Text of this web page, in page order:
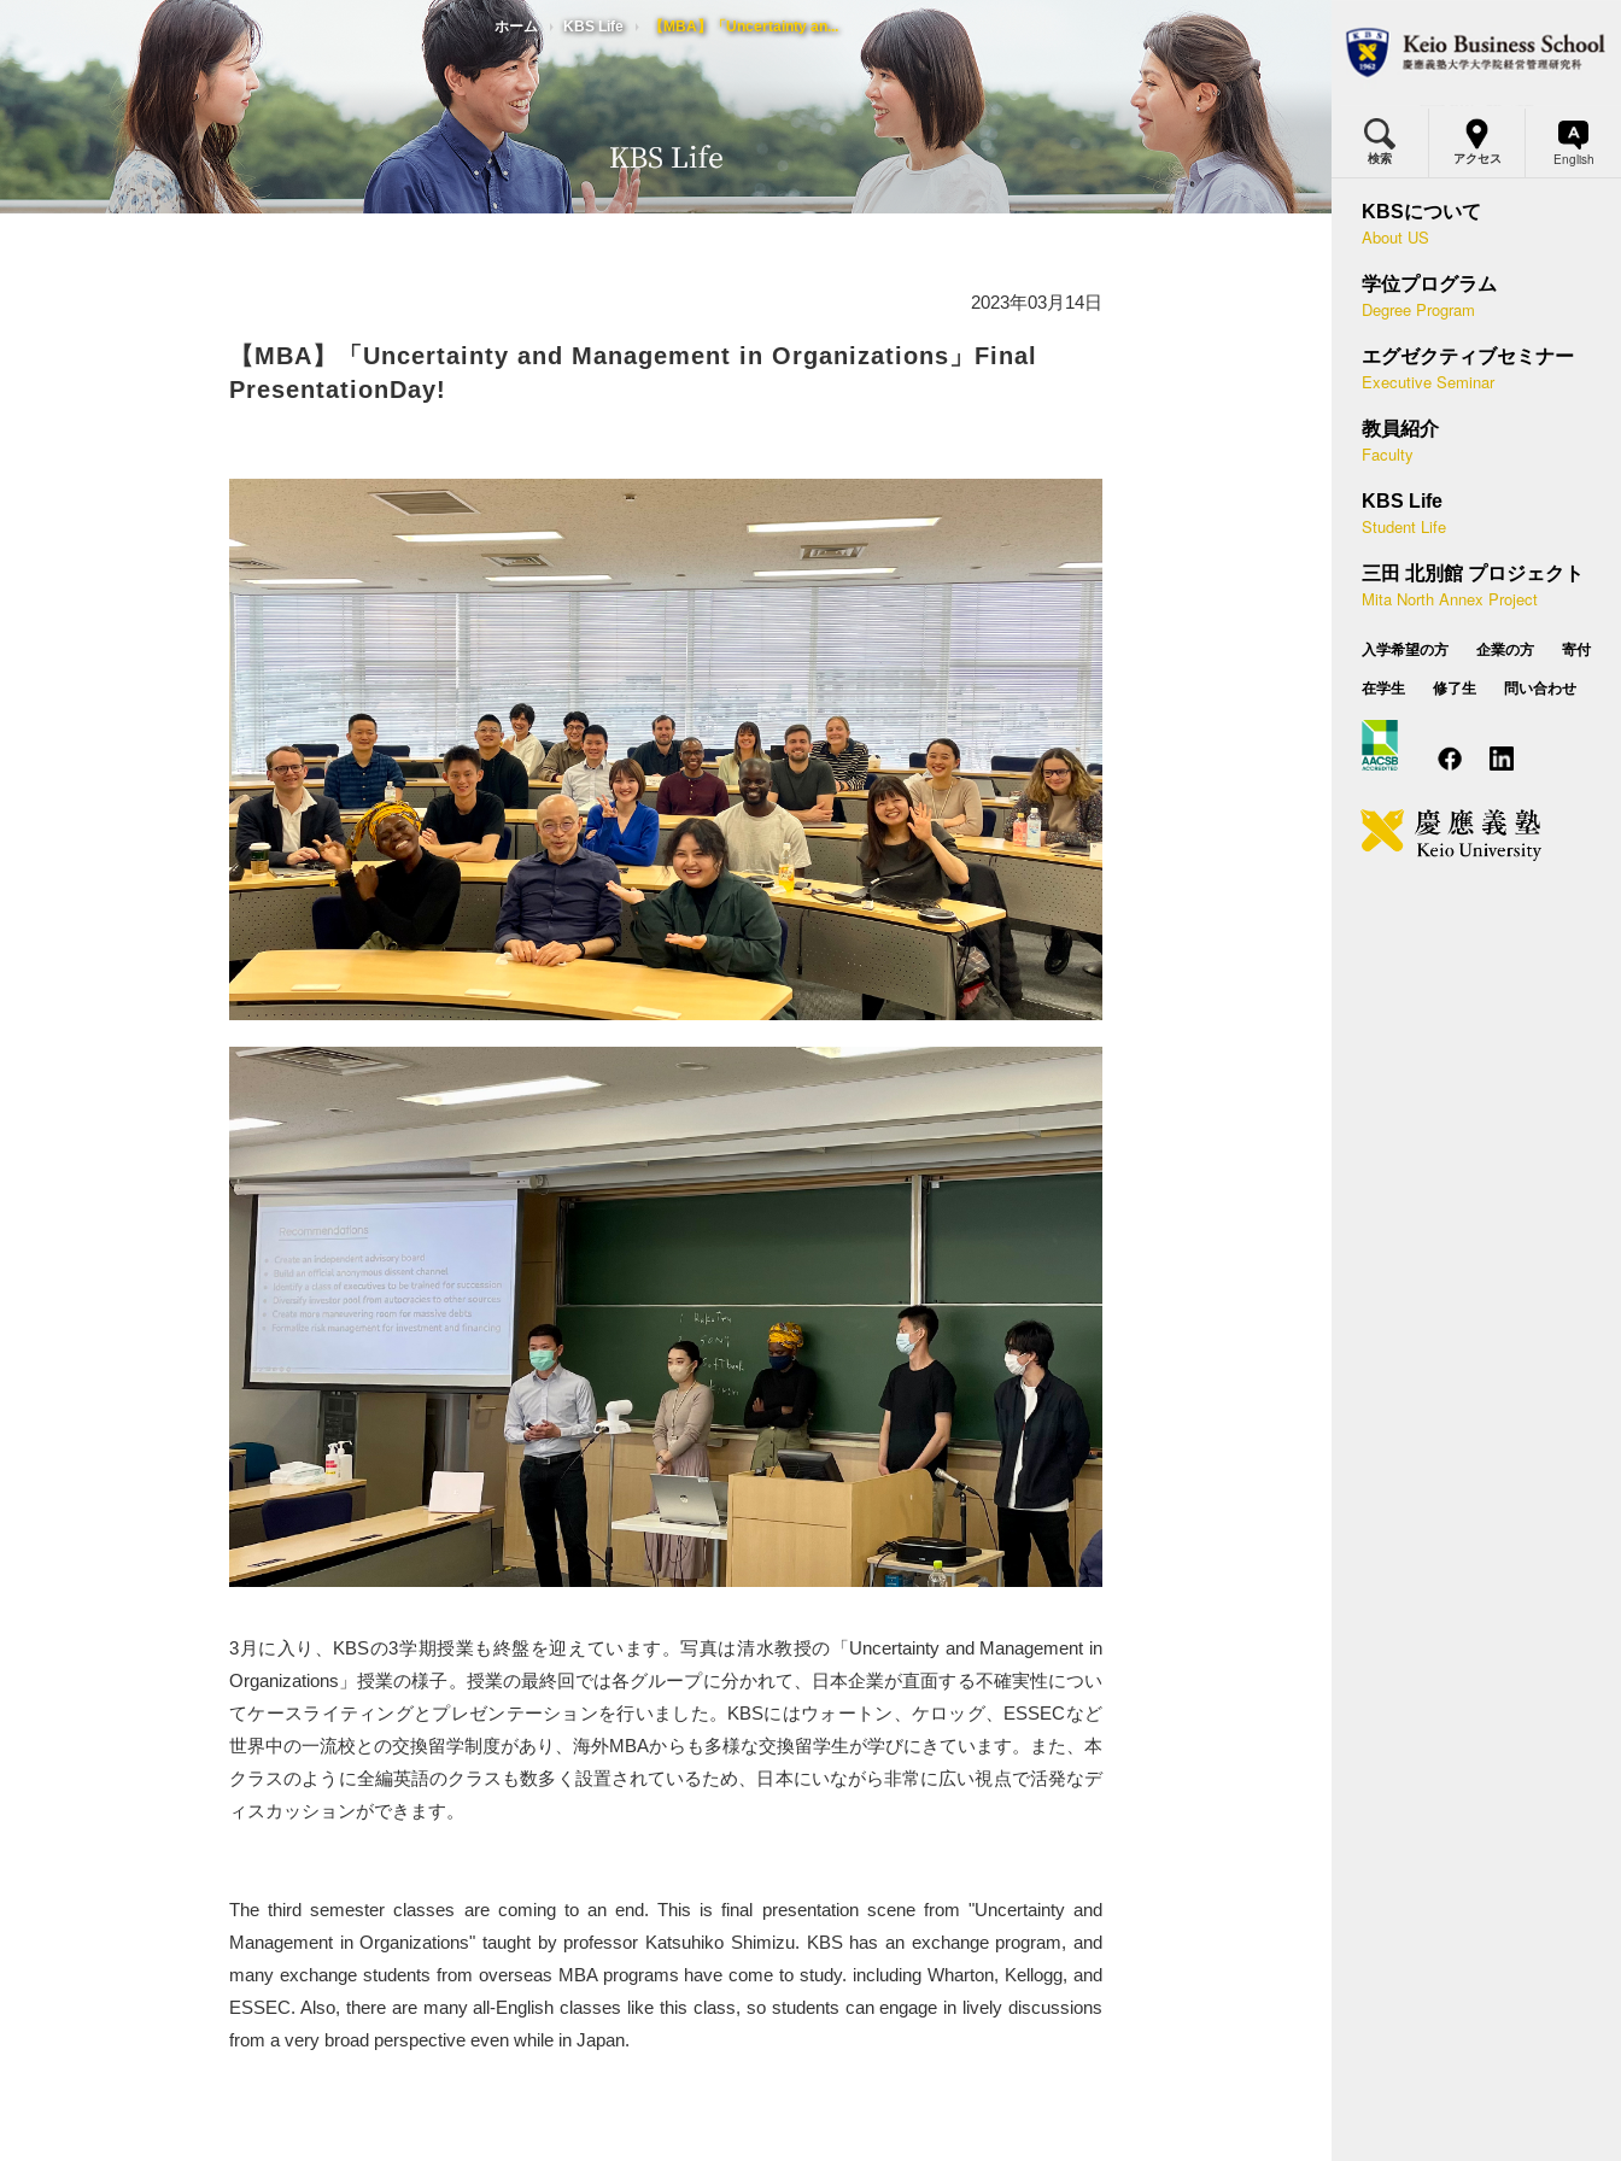
ホーム KBS Life 【MBA】「Uncertainty an...
2023年03月14日
【MBA】「Uncertainty and Management in Organizations」Final
PresentationDay!
3月に入り、KBSの3学期授業も終盤を迎えています。写真は清水教授の「Uncertainty and Management in
Organizations」授業の様子。授業の最終回では各グループに分かれて、日本企業が直面する不確実性につい
てケースライティングとプレゼンテーションを行いました。KBSにはウォートン、ケロッグ、ESSECなど
世界中の一流校との交換留学制度があり、海外MBAからも多様な交換留学生が学びにきています。また、本
クラスのように全編英語のクラスも数多く設置されているため、日本にいながら非常に広い視点で活発なデ
ィスカッションができます。
The third semester classes are coming to an end. This is final presentation scene from "Uncertainty and
Management in Organizations" taught by professor Katsuhiko Shimizu. KBS has an exchange program, and
many exchange students from overseas MBA programs have come to study. including Wharton, Kellogg, and
ESSEC. Also, there are many all-English classes like this class, so students can engage in lively discussions
from a very broad perspective even while in Japan.
検索 アクセス English
KBSについて
About US
KBSの価値
施設概要
職業実践力育成プログラム（BP）
学位プログラム
Degree Program
MBA
体得できる力・2年間の流れ
カリキュラム・各科目の概要
国際プログラム
デュアル・ディグリープログラム
説明会・授業見学会
キャリア支援
在学生・修了生の声
学費・奨学制度
入試概要
学費・学生向け支援
エグゼクティブセミナー
Executive Seminar
セミナー概要
各種相談のお問い合わせ
教員紹介
Faculty
KBS Life
Student Life
三田 北別館 プロジェクト
Mita North Annex Project
入学希望の方 企業の方 寄付
在学生 修了生 問い合わせ